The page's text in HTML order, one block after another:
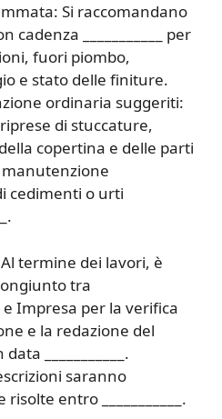
Si raccomandano
cadenza ___________ per
fuori piombo,
e stato delle finiture.
ordinaria suggeriti:
di stuccature,
copertina e delle parti
cedimenti o urti
termine dei lavori, è
tra
Impresa per la verifica
e la redazione del
___________.
saranno
entro ___________.